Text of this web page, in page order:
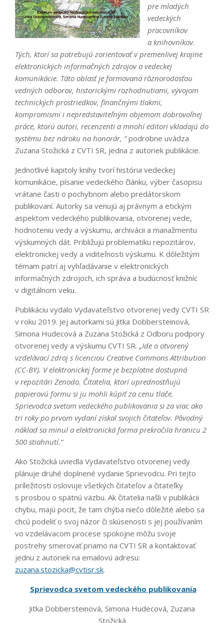
pre mladých
vedeckých
pracovníkov
a knihovníkov.
Tých, ktorí sa potrebujú zorientovať v premenlivej krajine
elektronických informačných zdrojov a vedeckej
komunikácie. Táto oblasť je formovaná rôznorodosťou
vedných odborov, historickými rozhodnutiami, vývojom
technických prostriedkov, finančnými tlakmi,
kompromismi i nepredstaviteľným objemom dobrovoľnej
práce, ktorú autori, recenzenti a mnohí editori vkladajú do
systému bez nároku na honorár, “podrobne uvádza
Zuzana Stožická z CVTI SR, jedna z autoriek publikácie.
Jednotlivé kapitoly knihy tvorí história vedeckej
komunikácie, písanie vedeckého článku, výber časopisu
vrátane časti o pochybnom alebo predátorskom
publikovaní. Autorky sa venujú aj právnym a etickým
aspektom vedeckého publikovania, otvorenej vede,
hodnoteniu vedy a výskumu, archivácii a manažmentu
výskumných dát. Približujú problematiku repozitárov,
elektronickej vedy a viditeľnosti výskumu. K dôležitým
témam patrí aj vyhľadávanie v elektronických
informačných zdrojoch, ich správa a budúcnosť knižníc
v digitálnom veku.
Publikáciu vydalo Vydavateľstvo otvorenej vedy CVTI SR
v roku 2019. Jej autorkami sú Jitka Dobbersteinová,
Simona Hudecová a Zuzana Stožická z Odboru podpory
otvorenej vedy a výskumu CVTI SR. „Ide o otvorený
vzdelávací zdroj s licenciou Creative Commons Attribution
(CC-BY). V elektronickej forme je bezplatne dostupná
v repozitári Zenodo. Čitatelia, ktorí uprednostňujú
papierovú formu si ju mohli kúpiť za cenu tlače.
Sprievodca svetom vedeckého publikovania si za viac ako
tri roky po prvom vydaní získal svojich čitateľov. Pôvodný
náklad sa minul a elektronická forma prekročila hranicu 2
500 stiahnutí.“
Ako Stožická uviedla Vydavateľstvo otvorenej vedy
plánuje druhé doplnené vydanie Sprievodcu. Pri tejto
príležitosti oslovuje všetkých čitateľov a čitateľky
s prosbou o spätnú väzbu. Ak čitatelia našli v publikácii
chybu, majú pocit, že tam chýba niečo dôležité alebo sa
chcú podeliť o svoj názor či skúsenosti s jej používaním
vo vzdelávacom procese spokojne môžu svoje
postrehy smerovať priamo na CVTI SR a kontaktovať
jednu z autoriek na emailovú adresu:
zuzana.stozicka@cvtisr.sk.
Sprievodca svetom vedeckého publikovania
Jitka Dobbersteinová, Simona Hudecová, Zuzana
Stožická